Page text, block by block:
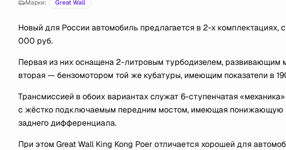
Марки: Great Wall
Новый для России автомобиль предлагается в 2-х
000 руб.
Первая из них оснащена 2-литровым турбодизелем,
вторая — бензомотором той же кубатуры, имеющим показатели в
Трансмиссией в обоих вариантах служат 6-ступенчатая
с жёстко подключаемым передним мостом, имеющая понижающую
заднего дифференциала.
При этом Great Wall King Kong Poer отличается хорошей для